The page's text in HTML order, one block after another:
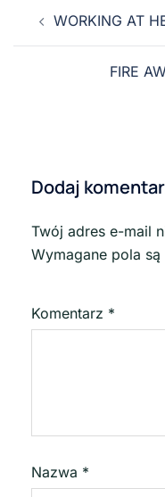
WORKING AT
FIRE
Dodaj
Twój adres e-mail
Wymagane pola
Komentarz *
Nazwa *